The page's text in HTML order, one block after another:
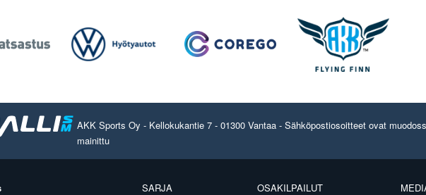
AKK Sports Oy - Kellokukantie 7 - 01300 Vantaa - Sähköpostiosoitteet ovat
mainittu
SARJA
OSAKILPAILUT